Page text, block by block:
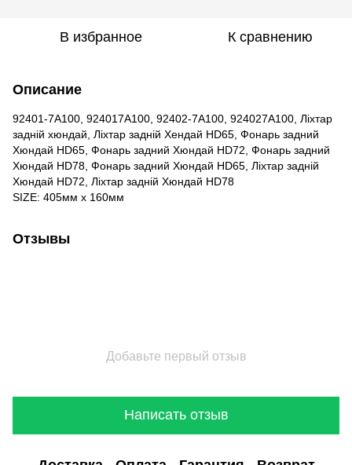
В избранное К сравнению
Описание
92401-7A100, 924017A100, 92402-7A100, 924027A100, Лiхтар
заднiй хюндай, Лiхтар заднiй Хендай HD65, Фонарь задний
Хюндай HD65, Фонарь задний Хюндай HD72, Фонарь задний
Хюндай HD78, Фонарь задний Хюндай HD65, Лiхтар заднiй
Хюндай HD72, Лiхтар заднiй Хюндай HD78
SIZE: 405мм х 160мм
Отзывы
Добавьте первый отзыв
Написать отзыв